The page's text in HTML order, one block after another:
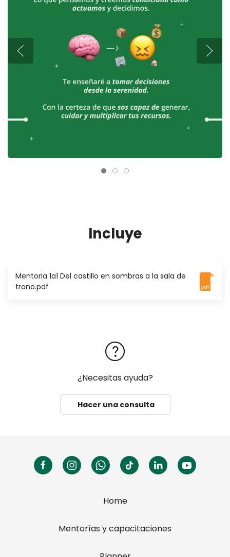
Incluye
Mentoria 1a1 Del castillo en sombras a la sala de
trono.pdf
pdf
¿Necesitas ayuda?
Hacer una consulta
Home
Mentorías y capacitaciones